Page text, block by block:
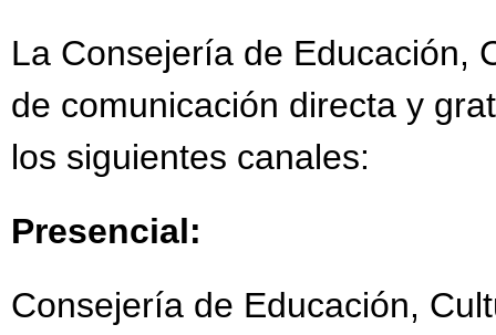
La Consejería de Educación,
de comunicación directa y
los siguientes canales:
Presencial:
Consejería de Educación,